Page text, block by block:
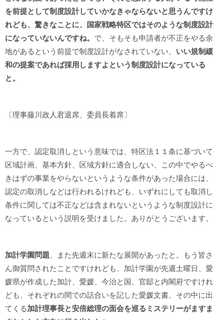
を前提として制度設計していかなきゃならないと思うんですけ
れども、驚きなことに、国家戦略特区ではそのような制度設計
になっていないんですね。 で、そもそも申請者が不正をやる余
地があるという前提で制度設計がなされていない、 いい規制緩
和の提案であれば採用しますよという制度設計になっている
と。
〔理事藤川政人君退席、委員長着席〕
一方で、認定取消しという意味では、特区法１１条に基づいて
区域計画、基本方針、区域方針に適合しない、この中でやるべ
きはずの事業をやらないというような条件があった場合には、
認定の取消しなどは行われるけれども、いずれにしても取消し
条件に関しては不正などは含まれないというような制度設計に
なっているという説明を受けました。ありがとうございます。
加計学園問題 、また先週末に新たな展開があったと。もう皆さ
ん御質問されたことですけれども、加計学園が先週土曜日、愛
媛県が作成した加計、愛媛、今治と国、官邸と内閣府ですけれ
ども、それぞれの間での話合いを記した愛媛文書。その中に出
てくる加計理事長と安倍総理の面会を巡るミステリーがますま